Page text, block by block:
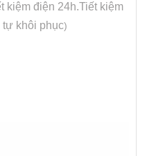
kiệm điện 24h.Tiết kiệm
tự khôi phục)